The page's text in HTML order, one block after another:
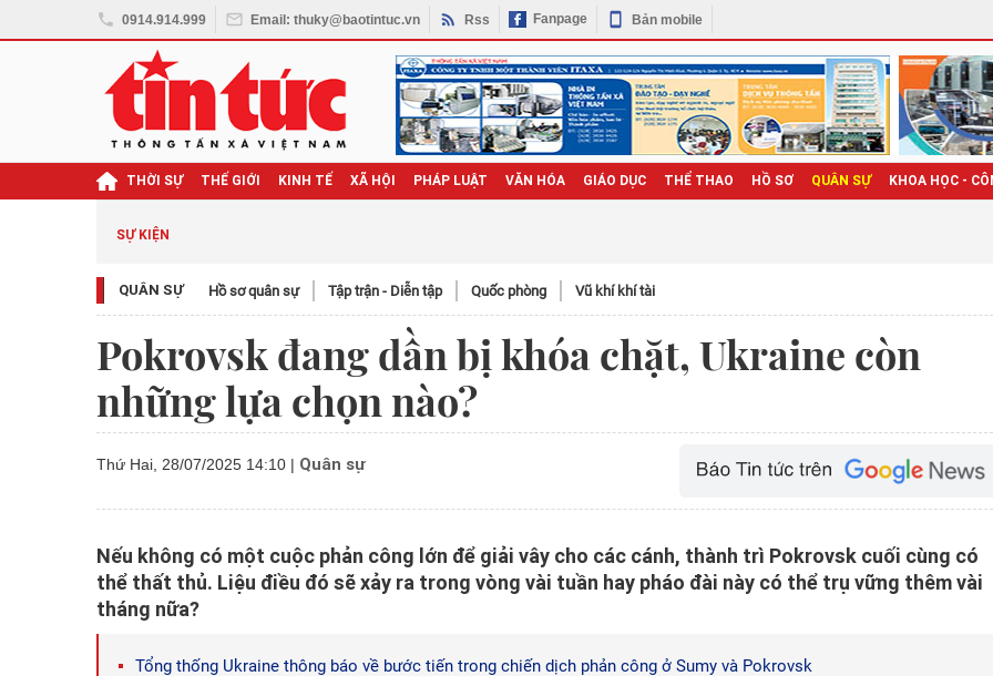
0914.914.999 Email: thuky@baotintuc.vn Rss Fanpage Bản mobile
THỜI SỰ THẾ GIỚI KINH TẾ XÃ HỘI PHÁP LUẬT VĂN HÓA GIÁO DỤC THỂ THAO HỒ SƠ QUÂN SỰ KHOA HỌC -
SỰ KIỆN
QUÂN SỰ Hồ sơ quân sự Tập trận - Diễn tập Quốc phòng Vũ khí khí tài
Pokrovsk đang dần bị khóa chặt, Ukraine còn
những lựa chọn nào?
Thứ Hai, 28/07/2025 14:10 | Quân sự
Nếu không có một cuộc phản công lớn để giải vây cho các cánh, thành trì Pokrovsk cuối cùng có
thể thất thủ. Liệu điều đó sẽ xảy ra trong vòng vài tuần hay pháo đài này có thể trụ vững thêm vài
tháng nữa?
Tổng thống Ukraine thông báo về bước tiến trong chiến dịch phản công ở Sumy và Pokrovsk